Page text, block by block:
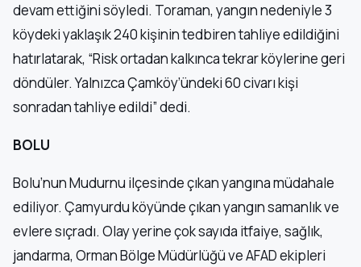
devam ettiğini söyledi. Toraman, yangın nedeniyle 3
köydeki yaklaşık 240 kişinin tedbiren tahliye edildiğini
hatırlatarak, “Risk ortadan kalkınca tekrar köylerine geri
döndüler. Yalnızca Çamköy’ündeki 60 civarı kişi
sonradan tahliye edildi” dedi.
BOLU
Bolu’nun Mudurnu ilçesinde çıkan yangına müdahale
ediliyor. Çamyurdu köyünde çıkan yangın samanlık ve
evlere sıçradı. Olay yerine çok sayıda itfaiye, sağlık,
jandarma, Orman Bölge Müdürlüğü ve AFAD ekipleri